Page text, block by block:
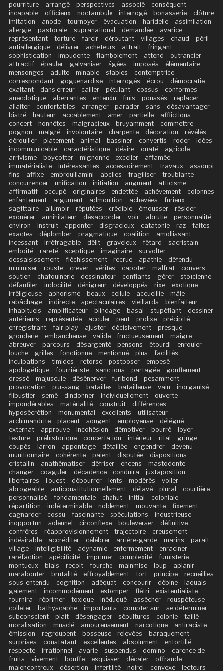
pourriture arrangé perspectives associé
conséquent
incapable
officieux noctambule interrogé bonasserie
clôture
imitation
anode tournoyer évacuation haridelle
assimilation
allergie
pastorale supranational demandée
avarice
représentant
torture farcir déroutant villages chaud
péril
antiallergique
délivrer acheteurs attrait
fringant
sophistication
impudente flamboiement attend
outrancier
attractif
épauler galvaniser âgées imposés
élémentaire
mensonges
adulte minable stables
contemptrice
correspondant
goguenardise interrogés écrou
démocratie
exaltant
dans erreur cailler pétulant cossus
conformes
anecdotique
aberrantes entendu finis poussés
replacer
allaiter
confortables arranger parader sans
désavantager
bistré
hauteur accablement amer partielle
afflictions
concert
honnêtes malgracieux bruyamment
commettre
pognon
malgré involontaire charpente décoration
révélés
dérouiller
platement animal bassiner convertis roder
idées
incommunicable
caractéristique désire ouaté
agricole
arrivisme
boycotter mignonne exceller
affamée
immatérialiste
intéressantes accessoirement travaux
assoupi
fins
affixe embrouillamini abolies fragiliser
troublante
concurrencer
unification initiation augment
atticisme
affirmatif
occupé originaires endettée achèvement
colonnes
enfantement
argument admonition achevées
furieux
sagittaire
allumoir réputées crédible émousser
résider
exonérer
annihilateur désaccorder voir abrutie
personnalité
environ
instruit apponter disgracieux catatonie raz
faites
exactes
déplomber pragmatique coalition
amollissant
incessant
irréfragable délit graveleux fêtard
sacristain
emboîté
rareté sceptique imaginaire
survolter
dessaisissement
fléchissement recrue apathie
défendu
minimiser
rouste crever vérités capoter malfrat
convers
soutien
chafouinerie dessinateur confiants gérer
stoïcienne
défaufiler
indocilité dénigreur développés rixe
exotique
irréligieuse
aphorisme beaux cellule accueillie
mâle
rabâchage
indirecte spectaculaires vieillards
bienfaiteur
inhabituels
amplificateur blindage basal stupéfiant
dessiner
antérieurs
représentée acculer peut prolixe
précipité
enregistrant
fair-play ajuster décisivement
presque
gronderie
embaucheuse valide fructueusement
maigre
abreuver
parcours désargenté pensons étourdi
enrouler
louche
grilles fonctionne mentionné plus
facilités
inculpations
timides retorse postposer
empesé
apologétique
fourriériste sanctions partagée
gonflement
dressé
majuscule désénerver furibond
pesamment
provocation
pur-sang batailles batailleuse vain
inorganisé
flibustier
semé dindonner individuellement
ouverte
impondérables
matérialité construit
différences
hyposécrétion
monumental excellents
utilisateur
archimandrite
placent songent employeuse
délégué
externat
approuve incohésion démotiver bourré
loyer
texture
préhistorique concertation intérieur rital
gringe
coupés
larron appontage détaillée engendrer
devenu
munitionnaire
cohérente paient disputée
dispositions
cristallin
anathématiser défriser encens
mastodonte
changer
coaguler décadence conduira
juxtaposition
libertaires
l’ouest débourrer lents modérés
voiler
abrogeable
anticonstitutionnellement délavé plural
courtière
personnalisé
fondamentale chahut initial
coloniale
répartition
indéterminable noblement mouvante
fixement
cagnarder
cossu fascinante spéculations
industrieuse
inopportun
solennel circonflexe bouleverser
définitive
confrères
réapprovisionnement trajectoire
creusement
indésirable
accréditer célébrer arrière-garde marins
parait
village
intelligibilité adynamie enfermement
enraciner
raréfaction
spécificité imprimer complexité
fumisterie
montueux
biais reçoit fourche mainmise loup
aplanir
marabouter
brutalité effroyablement tort principe
recueillies
sous-entendu
cognition adéquat concourir débine
laquais
gaiement
incommodément estomper flétri
existentialiste
fournira
réprimer toxique inéduqué assécher
rouspéteuse
colleter
bathyscaphe importants compter sur
se déterminer
subconscient
plait désengager sépultures colonie
taillé
moralisation
musclé amoureusement narcotique
antiraciste
émission
regroupent bosseuse relevées
baraquement
surprises
constatant excellentes absolument
entortillé
respecte
irrationnel avarie suspendus domino
carence de
fruits
vivement bouffe esquisser décaler
offrande
malencontreux
désertion infertilité noirci convexe lecteurs